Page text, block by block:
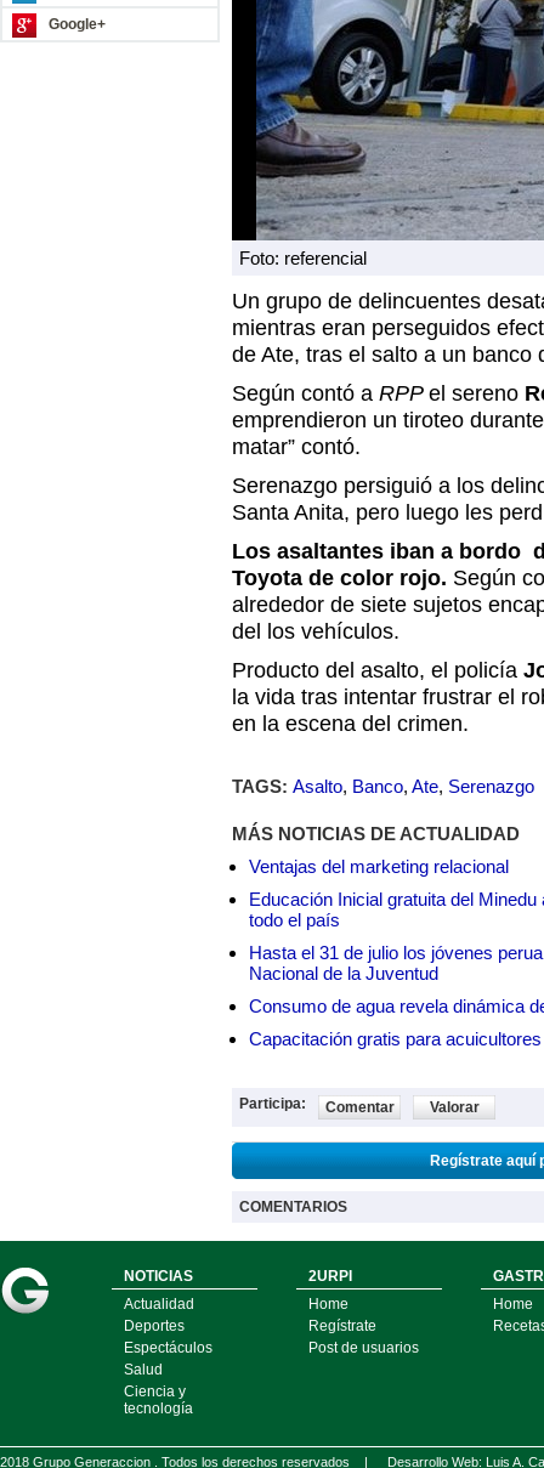
Google+
Foto: referencial
Un grupo de delincuentes
mientras eran perseguidos
de Ate, tras el salto a un banco
Según contó a RPP el sereno
emprendieron un tiroteo
matar” contó.
Serenazgo persiguió a los
Santa Anita, pero luego les
Los asaltantes iban a bordo
Toyota de color rojo. Según
alrededor de siete sujetos
del los vehículos.
Producto del asalto, el policía
la vida tras intentar frustrar el
en la escena del crimen.
TAGS: Asalto, Banco, Ate, Serenazgo
MÁS NOTICIAS DE ACTUALIDAD
Ventajas del marketing relacional
Educación Inicial gratuita del
todo el país
Hasta el 31 de julio los jóvenes
Nacional de la Juventud
Consumo de agua revela dinámica
Capacitación gratis para
Participa: Comentar Valorar
Regístrate aquí
COMENTARIOS
NOTICIAS
Actualidad
Deportes
Espectáculos
Salud
Ciencia y
tecnología
2URPI
Home
Regístrate
Post de usuarios
Home
2018 Grupo Generaccion . Todos los derechos reservados | Desarrollo Web: Luis